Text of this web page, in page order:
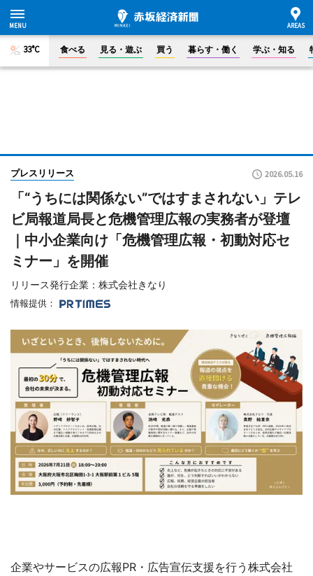
33°C 食べる 見る・遊ぶ 買う 暮らす・働く 学ぶ・知る
プレスリリース 2026.05.16
「“うちには関係ない”ではすまされない」テレ
ビ局報道局長と危機管理広報の実務者が登壇
｜中小企業向け「危機管理広報・初動対応セ
ミナー」を開催
リリース発行企業：株式会社きなり
情報提供：
企業やサービスの広報PR・広告宣伝支援を行う株式会社